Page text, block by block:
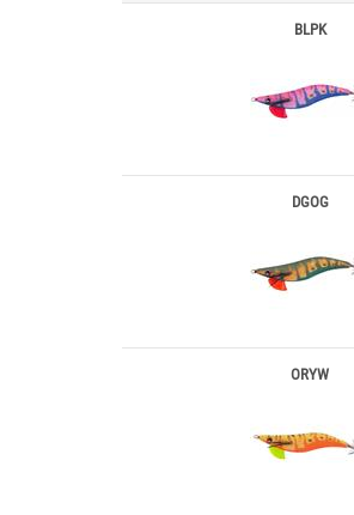
BLPK
DGOG
ORYW